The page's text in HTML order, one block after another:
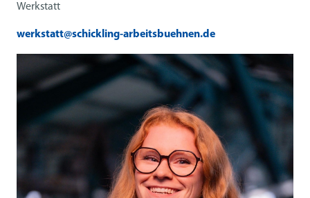
Werkstatt
werkstatt@schickling-arbeitsbuehnen.de